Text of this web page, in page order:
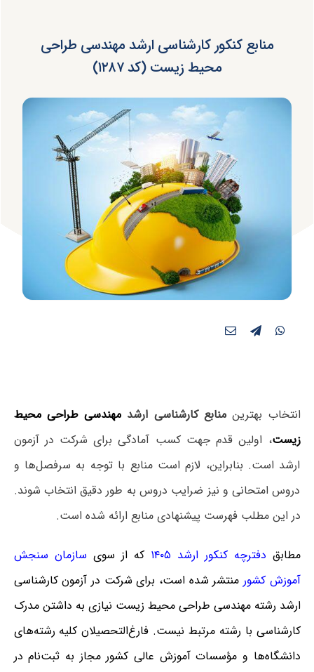
منابع کنکور کارشناسی ارشد مهندسی طراحی
محیط زیست (کد ۱۲۸۷)
انتخاب بهترینمنابع کارشناسی ارشد مهندسی طراحی محیط
زیست، اولین قدم جهت کسب آمادگی برای شرکت در آزمون
ارشد است. بنابراین، لازم است منابع با توجه به سرفصل‌ها و
دروس امتحانی و نیز ضرایب دروس به طور دقیق انتخاب شوند.
در این مطلب فهرست پیشنهادی منابع ارائه شده است.
مطابق دفترچه کنکور ارشد ۱۴۰۵ که از سوی سازمان سنجش
آموزش کشور منتشر شده است، برای شرکت در آزمون کارشناسی
ارشد رشته مهندسی طراحی محیط زیست نیازی به داشتن مدرک
کارشناسی با رشته مرتبط نیست. فارغ‌‌التحصیلان کلیه رشته‌های
دانشگاه‌ها و مؤسسات آموزش عالی کشور مجاز به ثبت‌نام در